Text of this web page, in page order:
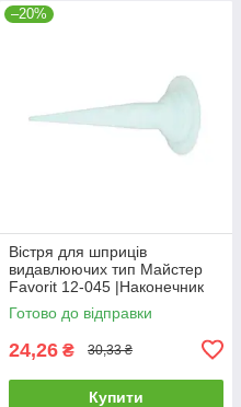
–20%
Вістря для шприців
видавлюючих тип Майстер
Favorit 12-045 |Наконечник
для шприцов
выдавливающих тип Мастер
Готово до відправки
24,26 ₴ 30,33 ₴
Купити